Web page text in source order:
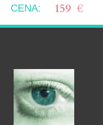
CENA: 159 €